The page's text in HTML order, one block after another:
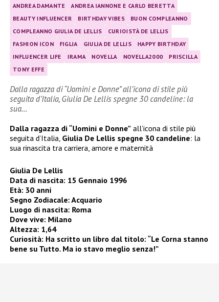
ANDREA DAMANTE
ANDREA IANNONE E CARLO BERETTA
BEAUTY INFLUENCER
BIRTHDAY VIBES
BUON COMPLEANNO
COMPLEANNO GIULIA DE LELLIS
CURIOISTÀ DE LELLIS
FASHION ICON
FIGLIA GIULIA DE LELLIS
HAPPY BIRTHDAY
INFLUENCER LIFE
IRAMA NOVELLA NOVELLA2000
PRISCILLA
TONY EFFE
Dalla ragazza di “Uomini e Donne” all’icona di stile più
seguita d’Italia, Giulia De Lellis spegne 30 candeline: la
sua…
Dalla ragazza di “Uomini e Donne” all’icona di stile più
seguita d’Italia, Giulia De Lellis spegne 30 candeline: la
sua rinascita tra carriera, amore e maternità
Giulia De Lellis
Data di nascita: 15 Gennaio 1996
Età: 30 anni
Segno Zodiacale: Acquario
Luogo di nascita: Roma
Dove vive: Milano
Altezza: 1,64
Curiosità: Ha scritto un libro dal titolo: “Le Corna stanno
bene su Tutto. Ma io stavo meglio senza!”